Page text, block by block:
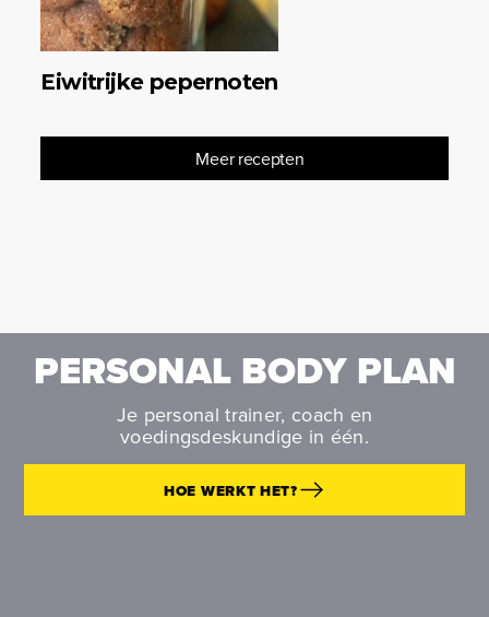
Eiwitrijke pepernoten
Meer recepten
PERSONAL BODY PLAN
Je personal trainer, coach en
voedingsdeskundige in één.
HOE WERKT HET?